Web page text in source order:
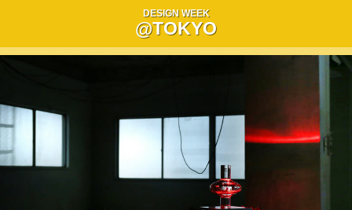
DESIGN WEEK
@TOKYO